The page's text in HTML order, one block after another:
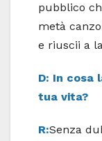
pubblico
metà
e riuscii a
D: In cosa
tua vita?
R:Senza